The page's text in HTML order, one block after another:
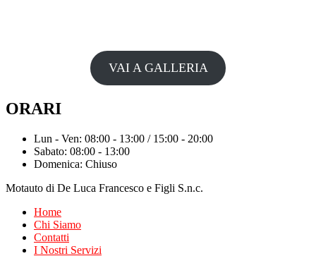
VAI A GALLERIA
ORARI
Lun - Ven: 08:00 - 13:00 / 15:00 - 20:00
Sabato: 08:00 - 13:00
Domenica: Chiuso
Motauto di De Luca Francesco e Figli S.n.c.
Home
Chi Siamo
Contatti
I Nostri Servizi